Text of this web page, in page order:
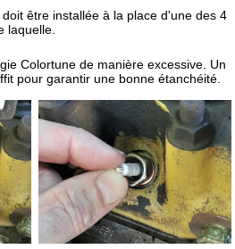
être installée à la place d'une des 4
laquelle.
Colortune de manière excessive. Un
pour garantir une bonne étanchéité.